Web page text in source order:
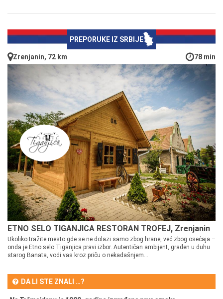
PREPORUKE IZ SRBIJE
Zrenjanin, 72 km 78 min
ETNO SELO TIGANJICA RESTORAN TROFEJ, Zrenjanin
Ukoliko tražite mesto gde se ne dolazi samo zbog hrane, već zbog osećaja –
onda je Etno selo Tiganjica pravi izbor. Autentičan ambijent, građen u duhu
starog Banata, vodi vas kroz priču o nekadašnjem...
DA LI STE ZNALI …?